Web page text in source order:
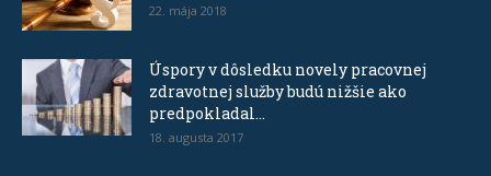
22. mája 2018
Úspory v dôsledku novely pracovnej
zdravotnej služby budú nižšie ako
predpokladal...
18. augusta 2017